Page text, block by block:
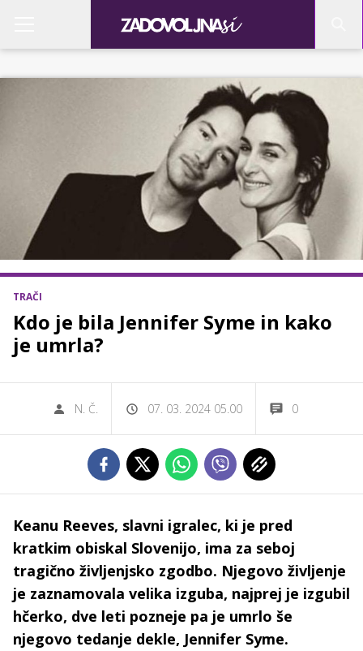
TRAČI
Kdo je bila Jennifer Syme in kako
je umrla?
N. Č. 07. 03. 2024 05.00 0
Keanu Reeves, slavni igralec, ki je pred
kratkim obiskal Slovenijo, ima za seboj
tragično življenjsko zgodbo. Njegovo življenje
je zaznamovala velika izguba, najprej je izgubil
hčerko, dve leti pozneje pa je umrlo še
njegovo tedanje dekle, Jennifer Syme.